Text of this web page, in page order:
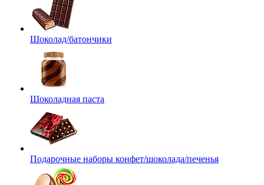
Шоколад/батончики
Шоколадная паста
Подарочные наборы конфет/шоколада/печенья